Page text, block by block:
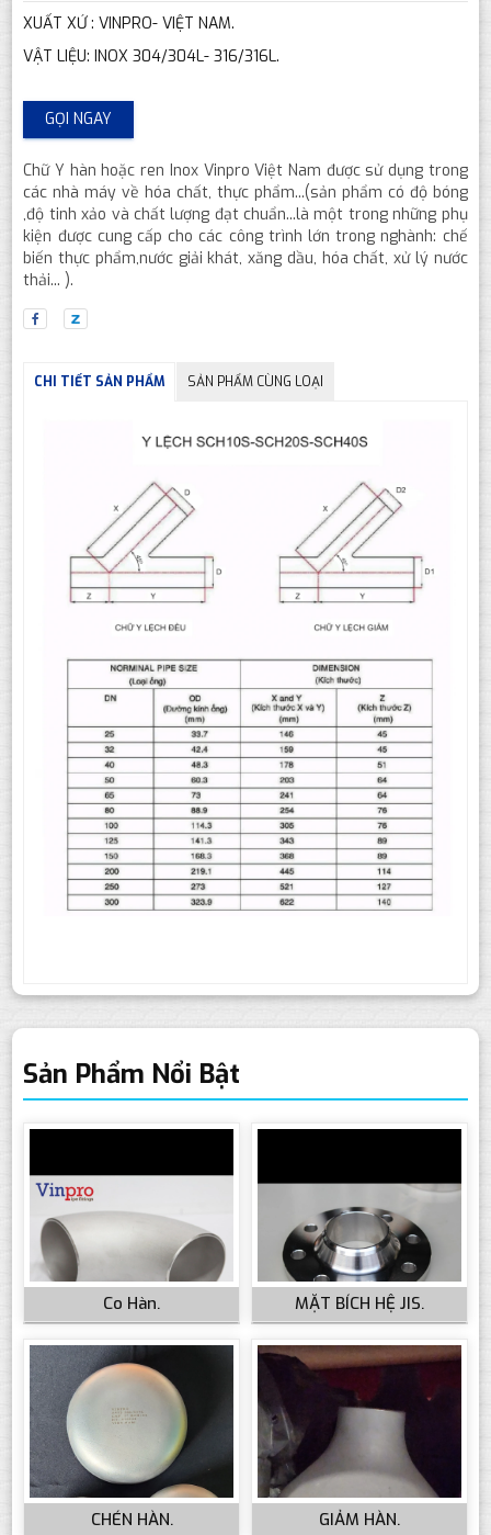
Sản Phẩm Nổi Bật
Co Hàn. MẶT BÍCH HỆ JIS.
CHÉN HÀN. GIẢM HÀN.
XUẤT XỨ : VINPRO- VIỆT NAM.
VẬT LIỆU: INOX 304/304L- 316/316L.
GỌI NGAY
Chữ Y hàn hoặc ren Inox Vinpro Việt Nam được sử dụng trong
các nhà máy về hóa chất, thực phẩm...(sản phẩm có độ bóng
,độ tinh xảo và chất lượng đạt chuẩn...là một trong những phụ
kiện được cung cấp cho các công trình lớn trong nghành: chế
biến thực phẩm,nước giải khát, xăng dầu, hóa chất, xử lý nước
thải... ).
CHI TIẾT SẢN PHẨM SẢN PHẨM CÙNG LOẠI